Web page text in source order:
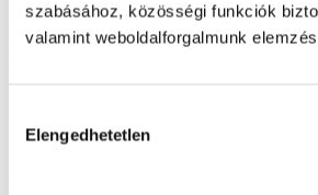
szabásához, közösségi funkciók
valamint weboldalforgalmunk
kiválasztása
Elengedhetetlen
A Lolimarine HA és Lolimarine HA Kid
(továbbiakban Lolimarine HA) hatóanyaga